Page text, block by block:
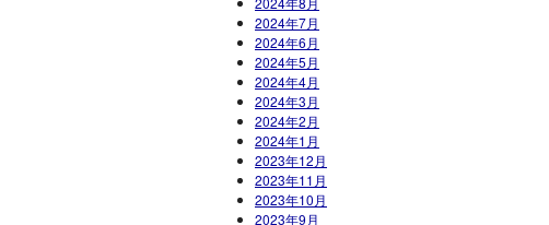
2024年7月
2024年6月
2024年5月
2024年4月
2024年3月
2024年2月
2024年1月
2023年12月
2023年11月
2023年10月
2023年9月